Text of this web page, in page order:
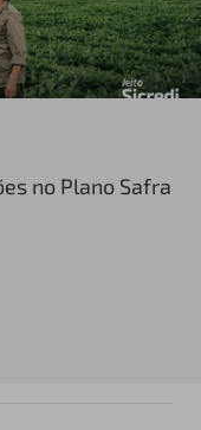
no Plano Safra